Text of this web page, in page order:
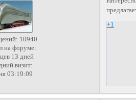
10940
на форуме:
13 дней
визит:
03:19:09
+1